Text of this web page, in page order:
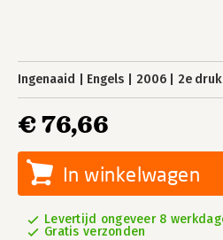
Ingenaaid Engels 2006 2e druk
€ 76,66
In winkelwagen
Levertijd ongeveer 8
Gratis verzonden